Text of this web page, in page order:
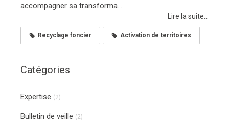
accompagner sa transforma...
Lire la suite...
Recyclage foncier Activation de territoires
Catégories
Expertise (2)
Bulletin de veille (2)